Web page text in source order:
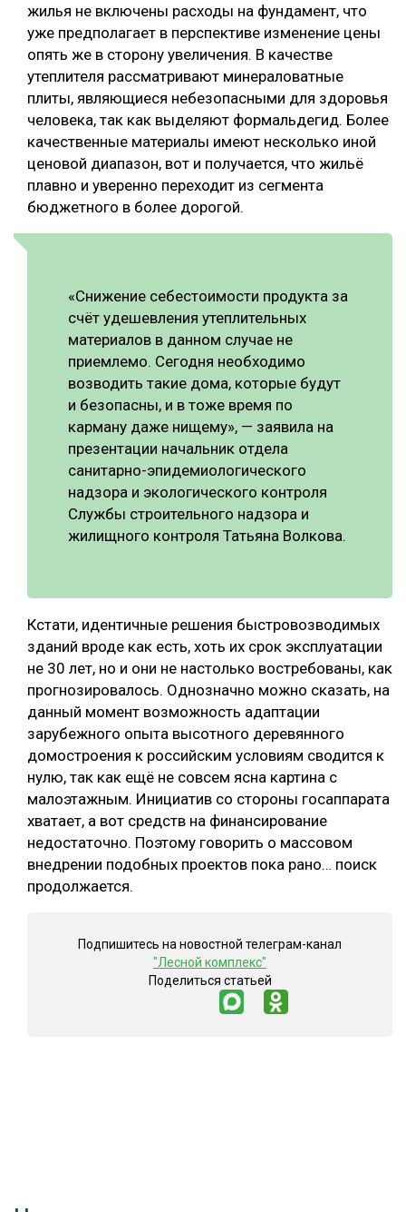
СУШКА ДРЕВЕСИНЫ
МЕБЕЛЬНОЕ ПРОИЗВОДСТВО
жилья не включены расходы на фундамент, что
уже предполагает в перспективе изменение цены
опять же в сторону увеличения. В качестве
утеплителя рассматривают минераловатные
плиты, являющиеся небезопасными для здоровья
человека, так как выделяют формальдегид. Более
качественные материалы имеют несколько иной
ценовой диапазон, вот и получается, что жильё
плавно и уверенно переходит из сегмента
бюджетного в более дорогой.
«Снижение себестоимости продукта за
счёт удешевления утеплительных
материалов в данном случае не
приемлемо. Сегодня необходимо
возводить такие дома, которые будут
и безопасны, и в тоже время по
карману даже нищему», — заявила на
презентации начальник отдела
санитарно-эпидемиологического
надзора и экологического контроля
Службы строительного надзора и
жилищного контроля Татьяна Волкова.
Кстати, идентичные решения быстровозводимых
зданий вроде как есть, хоть их срок эксплуатации
не 30 лет, но и они не настолько востребованы, как
прогнозировалось. Однозначно можно сказать, на
данный момент возможность адаптации
зарубежного опыта высотного деревянного
домостроения к российским условиям сводится к
нулю, так как ещё не совсем ясна картина с
малоэтажным. Инициатив со стороны госаппарата
хватает, а вот средств на финансирование
недостаточно. Поэтому говорить о массовом
внедрении подобных проектов пока рано… поиск
продолжается.
Подпишитесь на новостной телеграм-канал
"Лесной комплекс"
Поделиться статьей